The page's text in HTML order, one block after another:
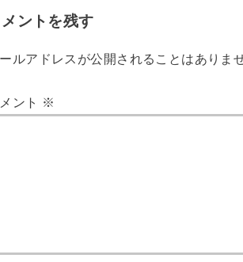
メントを残す
ールアドレスが公開されることはありま
ント ※